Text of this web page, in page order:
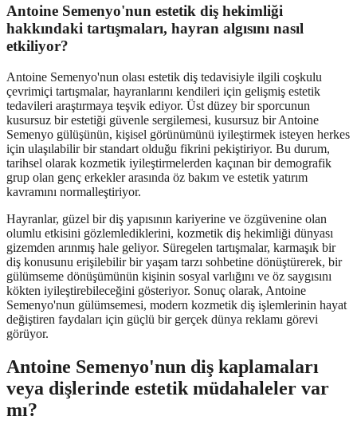
Antoine Semenyo'nun estetik diş hekimliği
hakkındaki tartışmaları, hayran algısını nasıl
etkiliyor?
Antoine Semenyo'nun olası estetik diş tedavisiyle ilgili coşkulu
çevrimiçi tartışmalar, hayranlarını kendileri için gelişmiş estetik
tedavileri araştırmaya teşvik ediyor. Üst düzey bir sporcunun
kusursuz bir estetiği güvenle sergilemesi, kusursuz bir Antoine
Semenyo gülüşünün, kişisel görünümünü iyileştirmek isteyen herkes
için ulaşılabilir bir standart olduğu fikrini pekiştiriyor. Bu durum,
tarihsel olarak kozmetik iyileştirmelerden kaçınan bir demografik
grup olan genç erkekler arasında öz bakım ve estetik yatırım
kavramını normalleştiriyor.
Hayranlar, güzel bir diş yapısının kariyerine ve özgüvenine olan
olumlu etkisini gözlemlediklerini, kozmetik diş hekimliği dünyası
gizemden arınmış hale geliyor. Süregelen tartışmalar, karmaşık bir
diş konusunu erişilebilir bir yaşam tarzı sohbetine dönüştürerek, bir
gülümseme dönüşümünün kişinin sosyal varlığını ve öz saygısını
kökten iyileştirebileceğini gösteriyor. Sonuç olarak, Antoine
Semenyo'nun gülümsemesi, modern kozmetik diş işlemlerinin hayat
değiştiren faydaları için güçlü bir gerçek dünya reklamı görevi
görüyor.
Antoine Semenyo'nun diş kaplamaları
veya dişlerinde estetik müdahaleler var
mı?